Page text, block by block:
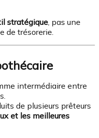
stratégique, pas une
de trésorerie.
intermédiaire entre
de plusieurs prêteurs
et les meilleures